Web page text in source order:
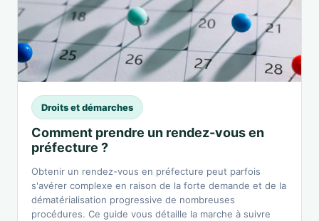
Droits et démarches
Comment prendre un rendez-vous en
préfecture ?
Obtenir un rendez-vous en préfecture peut parfois
s'avérer complexe en raison de la forte demande et de la
dématérialisation progressive de nombreuses
procédures. Ce guide vous détaille la marche à suivre